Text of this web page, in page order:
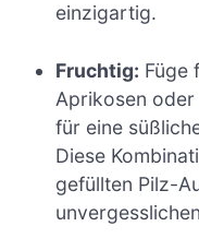
einzigartig.
Fruchtig: Füge
Aprikosen
für eine
Diese
gefüllten Pilz-